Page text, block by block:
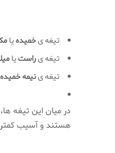
تیغه یخمیدهیا
تیغه یراستیا
تیغه ینیمه خمیده
در میان این تیغه
هستند و آسیب